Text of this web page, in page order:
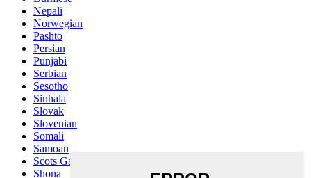
Nepali
Norwegian
Pashto
Persian
Punjabi
Serbian
Sesotho
Sinhala
Slovak
Slovenian
Somali
Samoan
Scots Gaelic
Shona